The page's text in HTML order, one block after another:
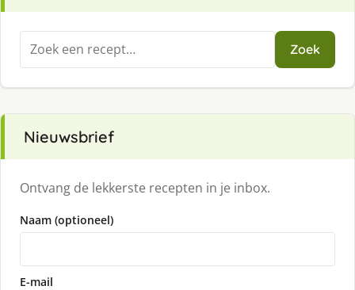
Zoeken
naar:
Zoek
Nieuwsbrief
Ontvang de lekkerste recepten in je inbox.
Naam (optioneel)
E-mail